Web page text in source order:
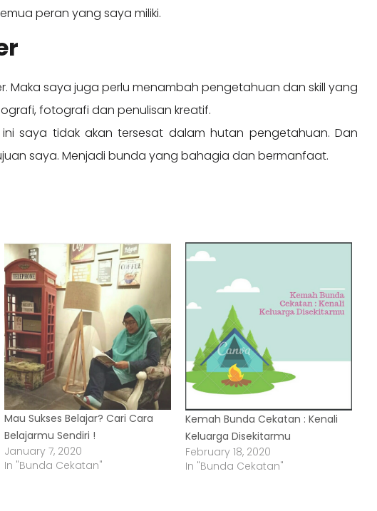
peran yang saya miliki.
Maka saya juga perlu menambah pengetahuan dan skill yang
fotografi dan penulisan kreatif.
saya tidak akan tersesat dalam hutan pengetahuan. Dan
saya. Menjadi bunda yang bahagia dan bermanfaat.
Mau Sukses Belajar? Cari Cara
Belajarmu Sendiri !
January 7, 2020
In "Bunda Cekatan"
Kemah Bunda Cekatan : Kenali
Keluarga Disekitarmu
February 18, 2020
In "Bunda Cekatan"